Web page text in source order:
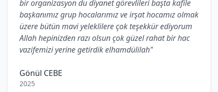
bir organizasyon du diyanet görevlileri başta kafile
başkanımız grup hocalarımız ve irşat hocamız olmak
üzere bütün mavi yeleklilere çok teşekkür ediyorum
Allah hepinizden razı olsun çok güzel rahat bir hac
vazifemizi yerine getirdik elhamdülilah"
Gönül CEBE
2025